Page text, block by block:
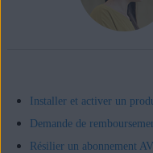
Installer et activer un
Demande de
Résilier un abonnement